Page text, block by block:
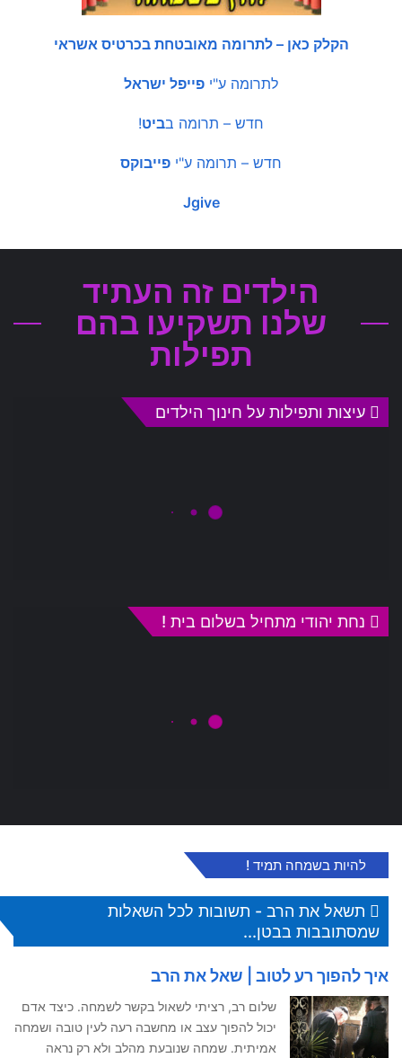
הקלק כאן – לתרומה מאובטחת בכרטיס אשראי
לתרומה ע"י פייפל ישראל
חדש – תרומה בביט!
חדש – תרומה ע"י פייבוקס
Jgive
הילדים זה העתיד
שלנו תשקיעו בהם
תפילות
עיצות ותפילות על חינוך הילדים
נחת יהודי מתחיל בשלום בית !
להיות בשמחה תמיד !
תשאל את הרב - תשובות לכל השאלות
שמסתובבות בבטן...
איך להפוך רע לטוב | שאל את הרב
שלום רב, רציתי לשאול בקשר לשמחה. כיצד אדם
יכול להפוך עצב או מחשבה רעה לעין טובה ושמחה
אמיתית. שמחה שנובעת מהלב ולא רק נראה